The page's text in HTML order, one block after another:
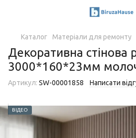
Каталог Матеріали для ремонту
Декоративна стінова
3000*160*23мм
Артикул: SW-00001858 Написати
ВІДЕО